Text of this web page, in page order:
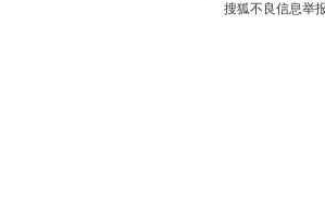
搜狐不良信息举